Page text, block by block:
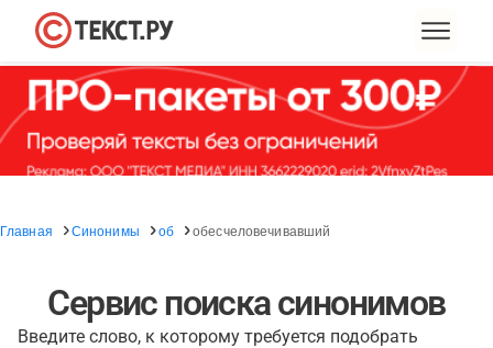
Главная Синонимы об обесчеловечивавший
Сервис поиска синонимов
Введите слово, к которому требуется подобрать